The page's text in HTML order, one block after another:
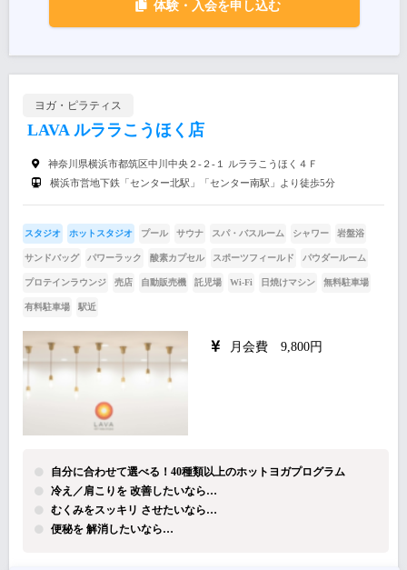
体験・入会を申し込む
ヨガ・ピラティス
LAVA ルララこうほく店
神奈川県横浜市都筑区中川中央２-２-１ ルララこうほく４Ｆ
横浜市営地下鉄「センター北駅」「センター南駅」より徒歩5分
スタジオ ホットスタジオ プール サウナ スパ・バスルーム シャワー 岩盤浴
サンドバッグ パワーラック 酸素カプセル スポーツフィールド パウダールーム
プロテインラウンジ 売店 自動販売機 託児場 Wi-Fi 日焼けマシン 無料駐車場
有料駐車場 駅近
月会費 9,800円
自分に合わせて選べる！40種類以上のホットヨガプログラム
冷え／肩こりを 改善したいなら…
むくみをスッキリ させたいなら…
便秘を 解消したいなら…